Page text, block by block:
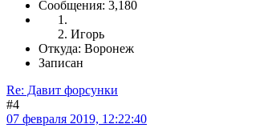
Сообщения: 3,180
Игорь
Откуда: Воронеж
Записан
Re: Давит форсунки
#4
07 февраля 2019, 12:22:40